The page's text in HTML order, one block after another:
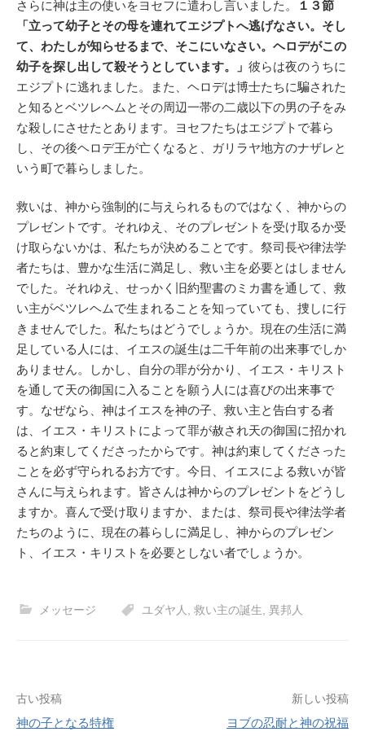
さらに神は主の使いをヨセフに遣わし言いました。
１３節
「立って幼子とその母を連れてエジプトへ逃げなさい。そし
て、わたしが知らせるまで、そこにいなさい。ヘロデがこの
幼子を探し出して殺そうとしています。」 彼らは夜のうちに
エジプトに逃れました。また、ヘロデは博士たちに騙された
と知るとベツレヘムとその周辺一帯の二歳以下の男の子をみ
な殺しにさせたとあります。ヨセフたちはエジプトで暮ら
し、その後ヘロデ王が亡くなると、ガリラヤ地方のナザレと
いう町で暮らしました。
救いは、神から強制的に与えられるものではなく、神からの
プレゼントです。それゆえ、そのプレゼントを受け取るか受
け取らないかは、私たちが決めることです。祭司長や律法学
者たちは、豊かな生活に満足し、救い主を必要とはしません
でした。それゆえ、せっかく旧約聖書のミカ書を通して、救
い主がベツレヘムで生まれることを知っていても、捜しに行
きませんでした。私たちはどうでしょうか。現在の生活に満
足している人には、イエスの誕生は二千年前の出来事でしか
ありません。しかし、自分の罪が分かり、イエス・キリスト
を通して天の御国に入ることを願う人には喜びの出来事で
す。なぜなら、神はイエスを神の子、救い主と告白する者
は、イエス・キリストによって罪が赦され天の御国に招かれ
ると約束してくださったからです。神は約束してくださった
ことを必ず守られるお方です。今日、イエスによる救いが皆
さんに与えられます。皆さんは神からのプレゼントをどうし
ますか。喜んで受け取りますか、または、祭司長や律法学者
たちのように、現在の暮らしに満足し、神からのプレゼン
ト、イエス・キリストを必要としない者でしょうか。
メッセージ ユダヤ人 救い主の誕生 異邦人
投
稿
古い投稿
神の子となる特権
新しい投稿
ヨブの忍耐と神の祝福